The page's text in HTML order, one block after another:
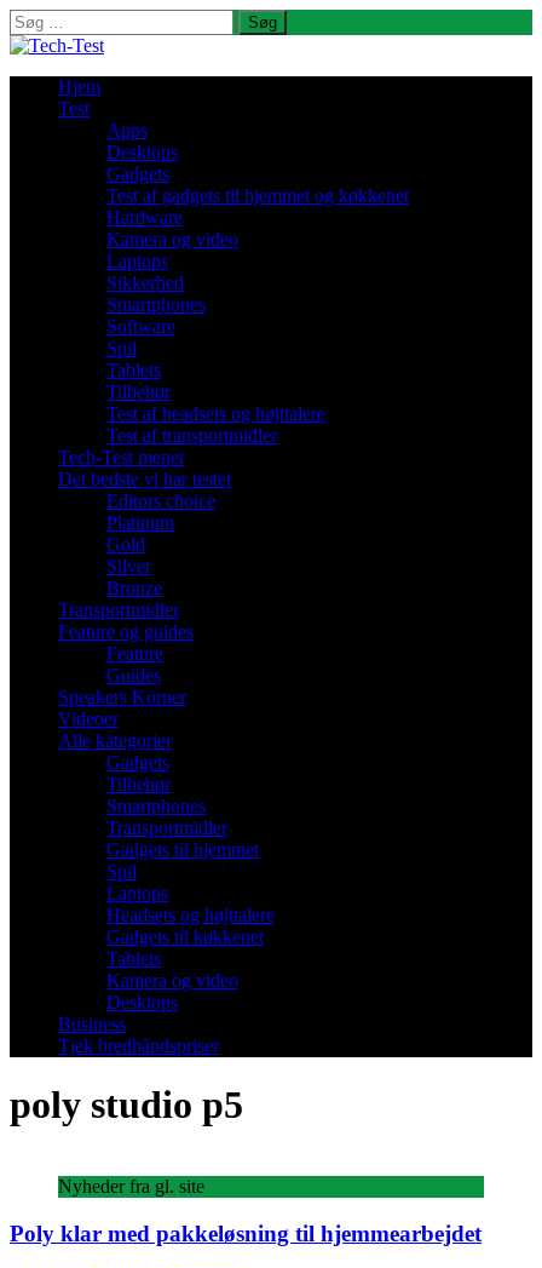
Søg
efter:
Hjem
Test
Apps
Desktops
Gadgets
Test af gadgets til hjemmet og køkkenet
Hardware
Kamera og video
Laptops
Sikkerhed
Smartphones
Software
Spil
Tablets
Tilbehør
Test af headsets og højttalere
Test af transportmidler
Tech-Test mener
Det bedste vi har testet
Editors choice
Platinum
Gold
Silver
Bronze
Transportmidler
Feature og guides
Feature
Guides
Speakers Korner
Videoer
Alle kategorier
Gadgets
Tilbehør
Smartphones
Transportmidler
Gadgets til hjemmet
Spil
Laptops
Headsets og højttalere
Gadgets til køkkenet
Tablets
Kamera og video
Desktops
Business
Tjek bredbåndspriser
poly studio p5
Nyheder fra gl. site
Poly klar med pakkeløsning til hjemmearbejdet